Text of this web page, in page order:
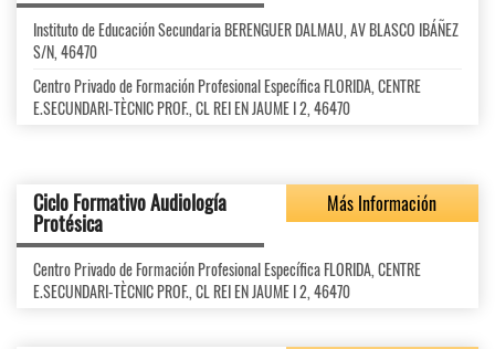
Instituto de Educación Secundaria BERENGUER DALMAU, AV BLASCO IBÁÑEZ
S/N, 46470
Centro Privado de Formación Profesional Específica FLORIDA, CENTRE
E.SECUNDARI-TÈCNIC PROF., CL REI EN JAUME I 2, 46470
Ciclo Formativo Audiología
Protésica
Más Información
Centro Privado de Formación Profesional Específica FLORIDA, CENTRE
E.SECUNDARI-TÈCNIC PROF., CL REI EN JAUME I 2, 46470